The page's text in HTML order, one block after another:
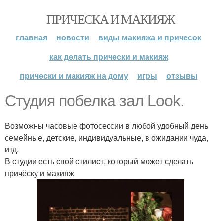
ПРИЧЕСКА И МАКИЯЖ
главная новости
виды макияжа и причесок
как делать прически и макияж
прически и макияж на дому
игры отзывы
Студия побелка зал Look.
Возможны часовые фотосессии в любой удобный день
семейные, детские, индивидуальные, в ожидании чуда,
итд.
В студии есть свой стилист, который может сделать
причёску и макияж